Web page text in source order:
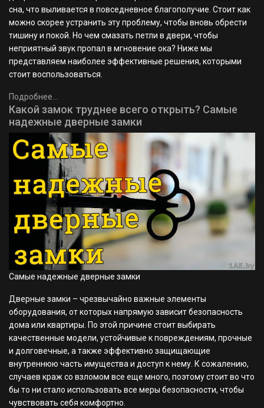
сна, что выливается в повседневное благополучие. Стоит как
можно скорее устранить эту проблему, чтобы вновь обрести
тишину и покой. Но чем смазать петли в двери, чтобы
неприятный звук пропал в мгновение ока? Ниже мы
представляем наиболее эффективные решения, которыми
стоит воспользоваться.
Подробнее...
Какой замок труднее всего открыть? Самые
надежные дверные замки
Самые надежные дверные замки
Дверные замки – чрезвычайно важные элементы
оборудования, от которых напрямую зависит безопасность
дома или квартиры. По этой причине стоит выбирать
качественные модели, устойчивые к повреждениям, прочные
и долговечные, а также эффективно защищающие
внутреннюю часть имущества и доступ к нему. К сожалению,
случаев краж со взломом все еще много, поэтому стоит во что
бы то ни стало использовать все меры безопасности, чтобы
чувствовать себя комфортно.